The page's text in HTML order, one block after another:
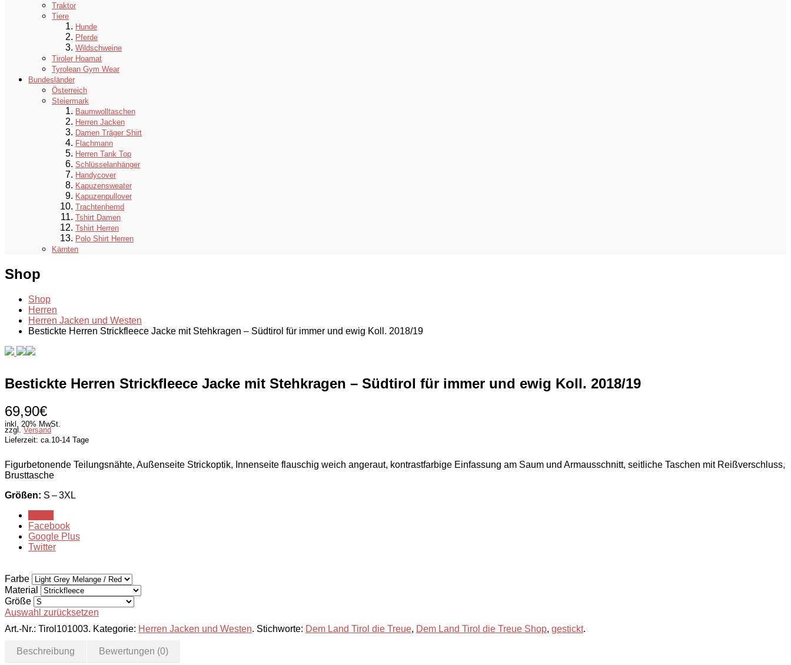
Traktor
Tiere
Hunde
Pferde
Wildschweine
Tiroler Hoamat
Tyrolean Gym Wear
Bundesländer
Österreich
Steiermark
Baumwolltaschen
Herren Jacken
Damen Träger Shirt
Flachmann
Herren Tank Top
Schlüsselanhänger
Handycover
Kapuzensweater
Kapuzenpullover
Trachtenhemd
Tshirt Damen
Tshirt Herren
Polo Shirt Herren
Kärnten
Shop
Shop
Herren
Herren Jacken und Westen
Bestickte Herren Strickfleece Jacke mit Stehkragen – Südtirol für immer und ewig Koll. 2018/19
Bestickte Herren Strickfleece Jacke mit Stehkragen – Südtirol für immer und ewig Koll. 2018/19
69,90€
inkl. 20% MwSt.
zzgl. Versand
Lieferzeit: ca.10-14 Tage
Figurbetonende Teilungsnähte, Außenseite Strickoptik, Innenseite flauschig weich angeraut, kontrastfarbige Einfassung am Saum und Armausschnitt, seitliche Taschen mit Reißverschluss,
Brusttasche
Größen: S – 3XL
Facebook
Google Plus
Twitter
Farbe
Material
Größe
Auswahl zurücksetzen
Art.-Nr.: Tirol101003. Kategorie: Herren Jacken und Westen. Stichworte: Dem Land Tirol die Treue, Dem Land Tirol die Treue Shop, gestickt.
Beschreibung Bewertungen (0)